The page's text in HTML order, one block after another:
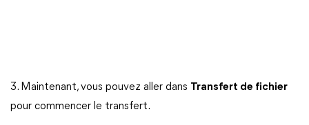
3. Maintenant, vous pouvez aller dans Transfert de fichier
pour commencer le transfert.